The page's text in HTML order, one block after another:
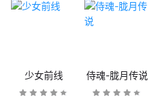
少女前线 侍魂-胧月传说